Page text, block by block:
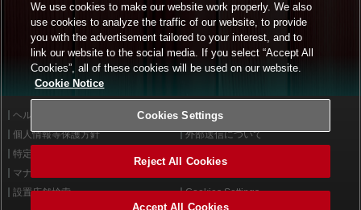
ヘルプ
利用規約
個人情報等保護方針
外部送信について
特定商取引法に基づく表示
マナー＆ルール
設置店舗検索
Cookies Settings
We use cookies to make our website work properly. We also
use cookies to analyze the traffic of our website, to provide
you with the advertisement tailored to your interest, and to
link our website to the social media. If you select “Accept All
Cookies”, all of these cookies will be used on our website.
Cookie Notice
Cookies Settings
Reject All Cookies
Accept All Cookies